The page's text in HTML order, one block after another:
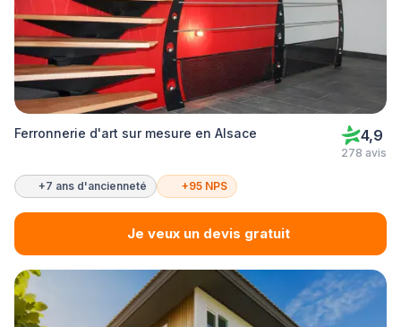
Ferronnerie d'art sur mesure en Alsace 4,9
278 avis
+7 ans d'ancienneté +95 NPS
Je veux un devis gratuit